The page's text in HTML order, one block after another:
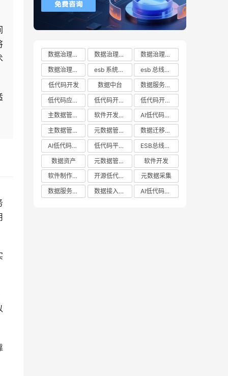
数据治理方案 数据治理方案哪家好
数据治理方案有哪些
数据治理方案推荐
esb 系统都有哪些
esb 总线十大厂商排行榜
低代码开发
数据中台
数据服务总线
低代码应用平台
低代码开发云平台
低代码开发平台
主数据管理系统
软件开发平台
AI低代码开发
主数据管理平台
元数据管理系统
数据迁移工具
AI低代码开发云平台
低代码平台哪家好
ESB总线技术
数据资产
元数据管理系统哪家好
软件开发
软件制作平台
开源低代码平台
元数据采集
数据服务平台
数据接入管理系统 AI低代码应用平台